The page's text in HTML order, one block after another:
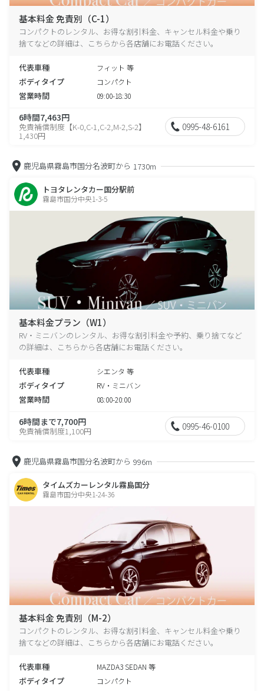
基本料金 免責別（C-1）
コンパクトのレンタル、お得な割引料金、キャンセル料金や乗り
捨てなどの詳細は、こちらから各店舗にお電話ください。
代表車種 フィット 等
ボディタイプ コンパクト
営業時間 09:00-18:30
6時間7,463円
免責補償制度【K-0,C-1,C-2,M-2,S-2】
1,430円
0995-48-6161
鹿児島県霧島市国分名波町から 1730m
トヨタレンタカー国分駅前
霧島市国分中央1-3-5
基本料金プラン（W1）
RV・ミニバンのレンタル、お得な割引料金や予約、乗り捨てなど
の詳細は、こちらから各店舗にお電話ください。
代表車種 シエンタ 等
ボディタイプ RV・ミニバン
営業時間 08:00-20:00
6時間まで7,700円
免責補償制度1,100円 0995-46-0100
鹿児島県霧島市国分名波町から 996m
タイムズカーレンタル霧島国分
霧島市国分中央1-24-36
基本料金 免責別（M-2）
コンパクトのレンタル、お得な割引料金、キャンセル料金や乗り
捨てなどの詳細は、こちらから各店舗にお電話ください。
代表車種 MAZDA3 SEDAN 等
ボディタイプ コンパクト